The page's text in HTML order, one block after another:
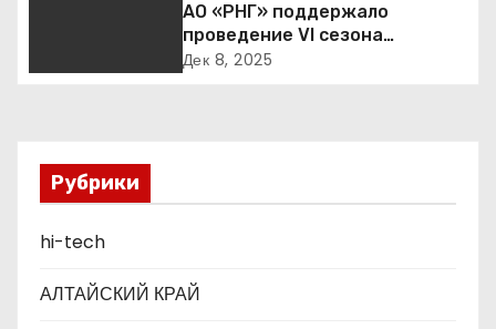
п
АО «РНГ» поддержало
проведение VI сезона
международной детско-
Дек 8, 2025
Рубрики
hi-tech
АЛТАЙСКИЙ КРАЙ